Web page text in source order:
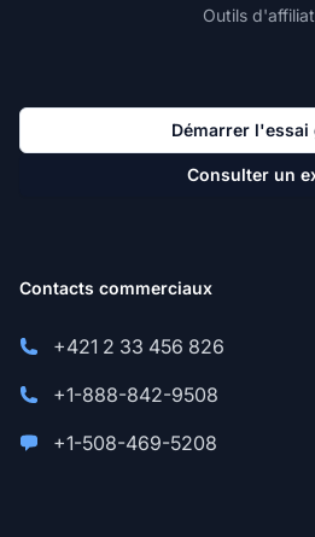
Outils
Démarrer
Consulter un
Contacts commerciaux
+421 2 33 456 826
+1-888-842-9508
+1-508-469-5208